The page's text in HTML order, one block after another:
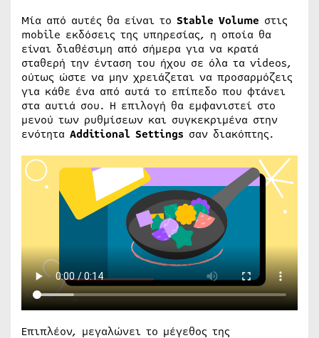
Μία από αυτές θα είναι το Stable Volume στις
mobile εκδόσεις της υπηρεσίας, η οποία θα
είναι διαθέσιμη από σήμερα για να κρατά
σταθερή την ένταση του ήχου σε όλα τα videos,
ούτως ώστε να μην χρειάζεται να προσαρμόζεις
για κάθε ένα από αυτά το επίπεδο που φτάνει
στα αυτιά σου. Η επιλογή θα εμφανιστεί στο
μενού των ρυθμίσεων και συγκεκριμένα στην
ενότητα Additional Settings σαν διακόπτης.
Επιπλέον, μεγαλώνει το μέγεθος της